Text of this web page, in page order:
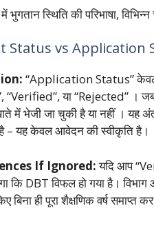
स्थिति की परिभाषा,
Status vs Application
“Application Status”
“Verified”, या “Rejected” ।
में भेजी जा चुकी है या नहीं । यह
– यह केवल आवेदन की स्वीकृति है।
If Ignored:यदि आप
कि DBT विफल हो गया है।
बिना ही पूरा शैक्षणिक वर्ष समाप्त